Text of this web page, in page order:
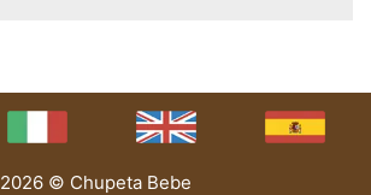
2026 © Chupeta Bebe